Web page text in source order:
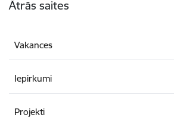
Ātrās saites
Vakances
Iepirkumi
Projekti